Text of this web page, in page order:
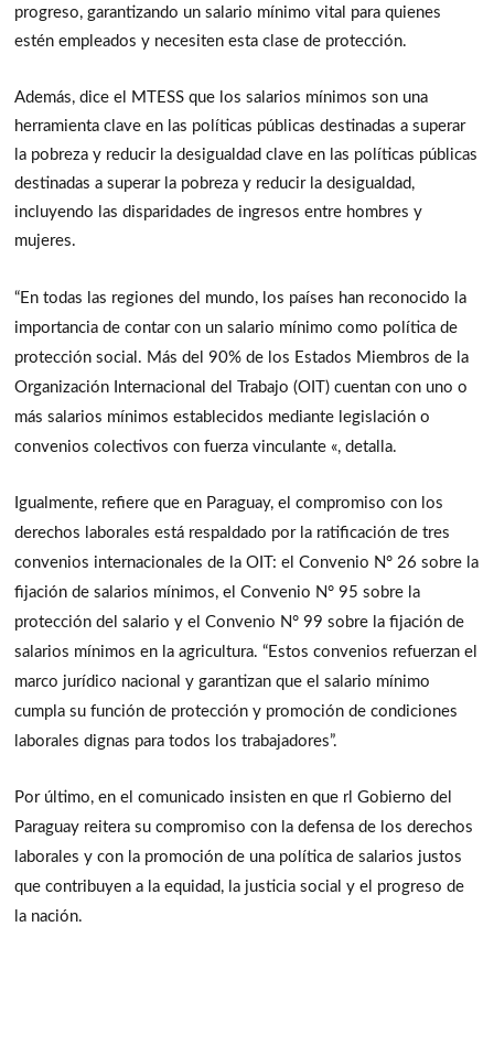
progreso, garantizando un salario mínimo vital para quienes
estén empleados y necesiten esta clase de protección.
Además, dice el MTESS que los salarios mínimos son una
herramienta clave en las políticas públicas destinadas a superar
la pobreza y reducir la desigualdad clave en las políticas públicas
destinadas a superar la pobreza y reducir la desigualdad,
incluyendo las disparidades de ingresos entre hombres y
mujeres.
“En todas las regiones del mundo, los países han reconocido la
importancia de contar con un salario mínimo como política de
protección social. Más del 90% de los Estados Miembros de la
Organización Internacional del Trabajo (OIT) cuentan con uno o
más salarios mínimos establecidos mediante legislación o
convenios colectivos con fuerza vinculante «, detalla.
Igualmente, refiere que en Paraguay, el compromiso con los
derechos laborales está respaldado por la ratificación de tres
convenios internacionales de la OIT: el Convenio N° 26 sobre la
fijación de salarios mínimos, el Convenio N° 95 sobre la
protección del salario y el Convenio N° 99 sobre la fijación de
salarios mínimos en la agricultura. “Estos convenios refuerzan el
marco jurídico nacional y garantizan que el salario mínimo
cumpla su función de protección y promoción de condiciones
laborales dignas para todos los trabajadores”.
Por último, en el comunicado insisten en que rl Gobierno del
Paraguay reitera su compromiso con la defensa de los derechos
laborales y con la promoción de una política de salarios justos
que contribuyen a la equidad, la justicia social y el progreso de
la nación.